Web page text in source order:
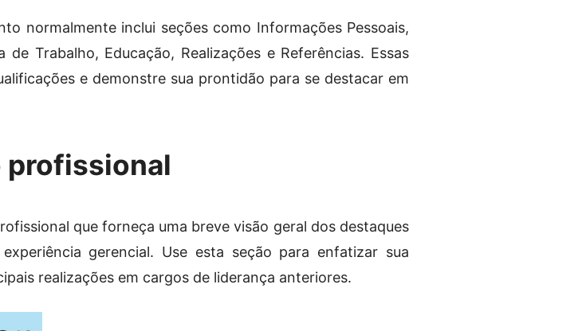
normalmente inclui seções como Informações Pessoais,
de Trabalho, Educação, Realizações e Referências. Essas
e demonstre sua prontidão para se destacar em
profissional
que forneça uma breve visão geral dos destaques
gerencial. Use esta seção para enfatizar sua
realizações em cargos de liderança anteriores.